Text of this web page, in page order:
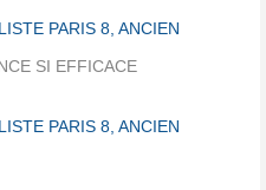
PARIS 8, ANCIEN
SI EFFICACE
PARIS 8, ANCIEN